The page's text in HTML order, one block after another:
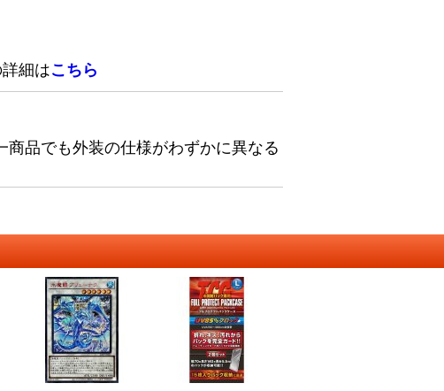
細はこちら
品でも外装の仕様がわずかに異なる